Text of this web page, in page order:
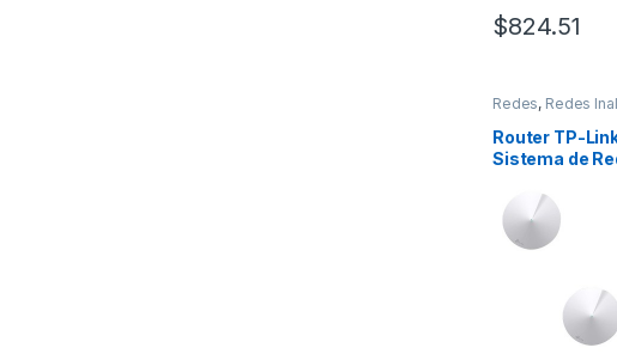
$824.51
Redes, Redes
Router TP-
Sistema de
M5, 1300
45, 2.4/5GHz
BANDA DUAL